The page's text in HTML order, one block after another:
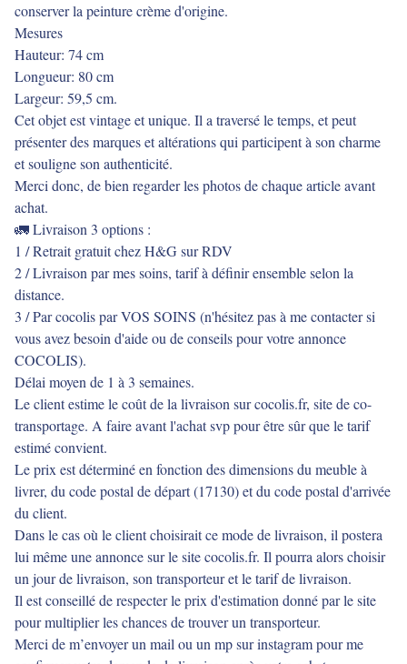
conserver la peinture crème d'origine.
Mesures
Hauteur: 74 cm
Longueur: 80 cm
Largeur: 59,5 cm.
Cet objet est vintage et unique. Il a traversé le temps, et peut
présenter des marques et altérations qui participent à son charme
et souligne son authenticité.
Merci donc, de bien regarder les photos de chaque article avant
achat.
🚛 Livraison 3 options :
1 / Retrait gratuit chez H&G sur RDV
2 / Livraison par mes soins, tarif à définir ensemble selon la
distance.
3 / Par cocolis par VOS SOINS (n'hésitez pas à me contacter si
vous avez besoin d'aide ou de conseils pour votre annonce
COCOLIS).
Délai moyen de 1 à 3 semaines.
Le client estime le coût de la livraison sur cocolis.fr, site de co-
transportage. A faire avant l'achat svp pour être sûr que le tarif
estimé convient.
Le prix est déterminé en fonction des dimensions du meuble à
livrer, du code postal de départ (17130) et du code postal d'arrivée
du client.
Dans le cas où le client choisirait ce mode de livraison, il postera
lui même une annonce sur le site cocolis.fr. Il pourra alors choisir
un jour de livraison, son transporteur et le tarif de livraison.
Il est conseillé de respecter le prix d'estimation donné par le site
pour multiplier les chances de trouver un transporteur.
Merci de m’envoyer un mail ou un mp sur instagram pour me